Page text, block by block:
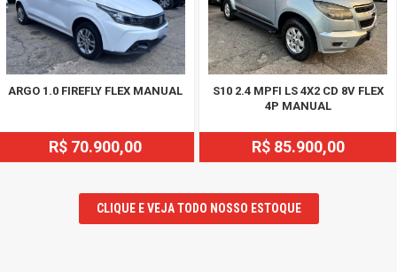
ARGO 1.0 FIREFLY FLEX MANUAL
R$ 70.900,00
S10 2.4 MPFI LS 4X2 CD 8V FLEX
4P MANUAL
R$ 85.900,00
CLIQUE E VEJA TODO NOSSO ESTOQUE